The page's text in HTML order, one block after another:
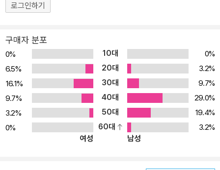
작품은 가볍고 경쾌한 장조의 작품이 대부분인데 만년에 접어들어서
작품들은 ‘천상의 음악’이라고 형용되었다. 죽기 두 달 전 건강이 이미
안 좋은 상황에서도 '마적'을 작곡해 초연하는 등 정력적으로 곡들을
썼으나 미완의 걸작 '레퀴엠'을 쓰던 도중 쓰러져 불과 2주 뒤에 35년
10개월의 젊은 나이로 빈에서 사망했다. 모차르트의 '레퀴엠'은 하이
든, 베버, 베토벤, 슈베르트, 쇼팽, 로시니, 베를리오즈 같은 음악가들
뿐 아니라, 실러, 괴테, 나폴레옹을 비롯해 많은 저명인사와 유럽 왕족
들의 장례식에서 연주되었다.
로그인하기
구매자 분포
0% 10대
0%
6.5%
20대
3.2%
16.1%
30대
9.7%
9.7%
40대
29.0%
3.2%
50대
19.4%
0%
60대
3.2%
여성
남성